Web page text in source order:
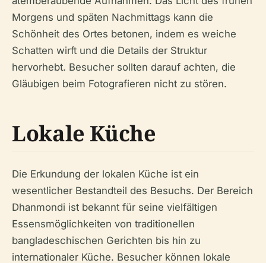
Morgens und späten Nachmittags kann die
Schönheit des Ortes betonen, indem es weiche
Schatten wirft und die Details der Struktur
hervorhebt. Besucher sollten darauf achten, die
Gläubigen beim Fotografieren nicht zu stören.
Lokale Küche
Die Erkundung der lokalen Küche ist ein
wesentlicher Bestandteil des Besuchs. Der Bereich
Dhanmondi ist bekannt für seine vielfältigen
Essensmöglichkeiten von traditionellen
bangladeschischen Gerichten bis hin zu
internationaler Küche. Besucher können lokale